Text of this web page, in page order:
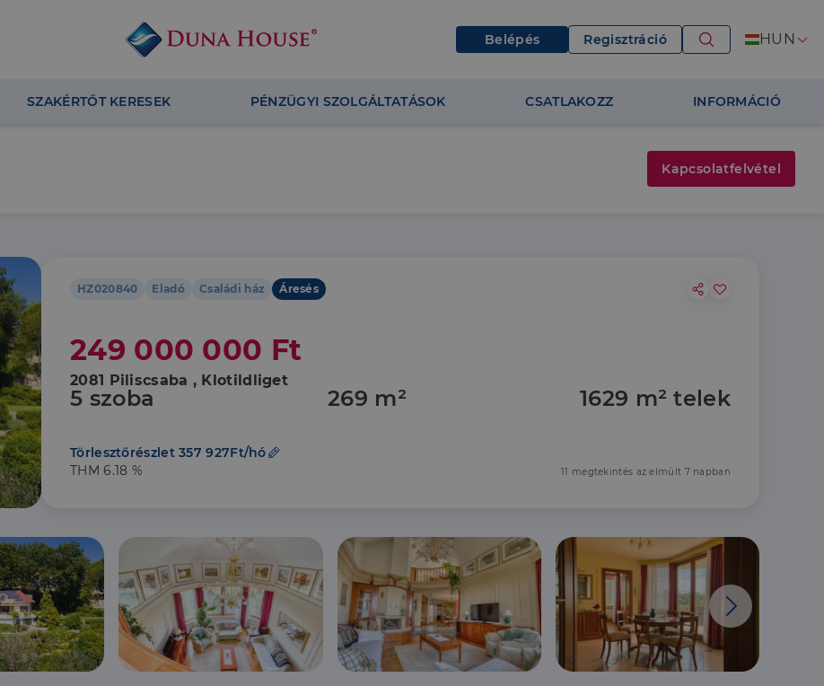
Belépés Regisztráció HUN
SZAKÉRTŐT KERESEK PÉNZÜGYI SZOLGÁLTATÁSOK CSATLAKOZZ INFORMÁCIÓ
HZ020840 Eladó Családi ház Áresés
249 000 000 Ft
2081 Piliscsaba , Klotildliget
5 szoba 269 m² 1629 m² telek
Törlesztőrészlet 357 927Ft/hó
THM 6.18 %
11 megtekintés az elmúlt 7 napban
Kapcsolatfelvétel